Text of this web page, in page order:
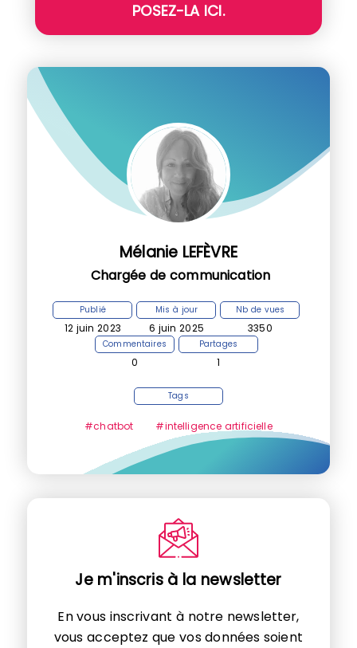
POSEZ-LA ICI.
Mélanie LEFÈVRE
Chargée de communication
Publié
12 juin 2023
Mis à jour
6 juin 2025
Nb de vues
3350
Commentaires
0
Partages
1
Tags
#chatbot #intelligence artificielle
Je m'inscris à la newsletter
En vous inscrivant à notre newsletter,
vous acceptez que vos données soient